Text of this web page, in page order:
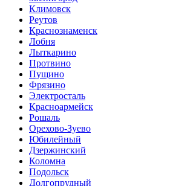
Климовск
Реутов
Краснознаменск
Лобня
Лыткарино
Протвино
Пущино
Фрязино
Электросталь
Красноармейск
Рошаль
Орехово-Зуево
Юбилейный
Дзержинский
Коломна
Подольск
Долгопрудный